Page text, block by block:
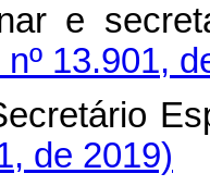
e
13.901,
de 2019)